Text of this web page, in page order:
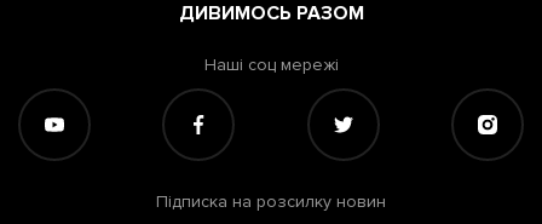
ДИВИМОСЬ РАЗОМ
Наші соц мережі
Підписка на розсилку новин